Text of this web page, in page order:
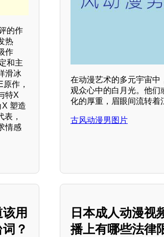
的作
热
作
和主
滑冰
作，
特X
X 塑造
，
情感
在动漫艺术的多元宇宙中
观众心中的白月光。他们
化的厚重，眉眼间流转着
古风动漫男图片
用
？
日本成人动漫视
播上有哪些法律